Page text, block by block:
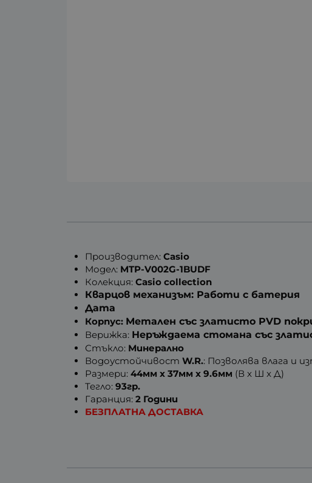
Производител:Casio
Модел: MTP-V002G-1BUDF
Колекция:Casio collection
Кварцов механизъм: Работи с батерия
Дата
Корпус: Метален със златисто PVD
Верижка: Неръждаема стомана със
Стъкло: Минерално
ВодоустойчивостW.R.: Позволява влага и
Размери:44мм x 37мм x 9.6мм (В x Ш x Д)
Тегло:93гр.
Гаранция: 2 Години
БЕЗПЛАТНА ДОСТАВКА